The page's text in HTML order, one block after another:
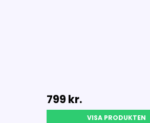
799 kr.
VISA PRODUKTEN